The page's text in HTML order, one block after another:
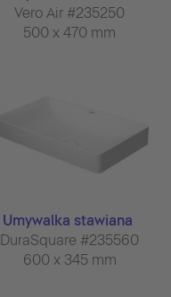
Vero Air #235250
500 x 470 mm
Umywalka stawiana
DuraSquare #235560
600 x 345 mm